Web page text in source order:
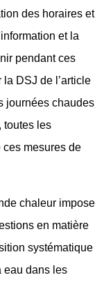
des horaires et
et la
pendant ces
DSJ de l’article
journées chaudes
toutes les
ces mesures de
chaleur impose
en matière
systématique
eau dans les